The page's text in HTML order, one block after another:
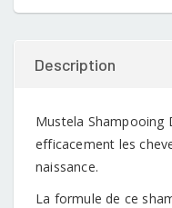
Description
Mustela Shampooing
efficacement les
naissance.
La formule de ce